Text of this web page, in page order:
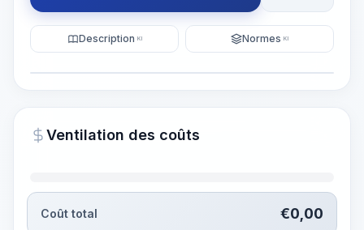
~15-30 Sek.
Description KI Normes KI
Ventilation des coûts
Coût total €0,00